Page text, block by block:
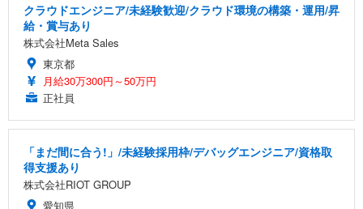
クラウドエンジニア/未経験歓迎/クラウド環境の構築・運用/昇
給・賞与あり
株式会社Meta Sales
東京都
月給30万300円～50万円
正社員
「まだ間に合う!」/未経験採用枠/デバッグエンジニア/資格取
得支援あり
株式会社RIOT GROUP
愛知県